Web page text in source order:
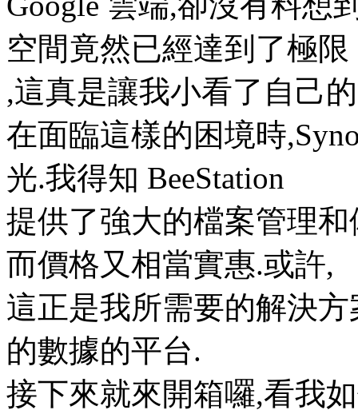
空間竟然已經達到了極限
,這真是讓我小看了自己
在面臨這樣的困境時
光.我得知 BeeStation
提供了強大的檔案管理
而價格又相當實惠.或許,
這正是我所需要的解決
的數據的平台.
接下來就來開箱囉,看我